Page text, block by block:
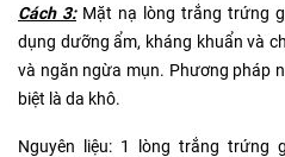
Cách 3:Mặt nạ lòng trắng trứng
dụng dưỡng ẩm, kháng khuẩn và
và ngăn ngừa mụn. Phương pháp
biệt là da khô.
Nguyên liệu: 1 lòng trắng trứng